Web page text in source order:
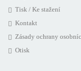
Tisk / Ke stažení
Kontakt
Zásady ochrany
Otisk